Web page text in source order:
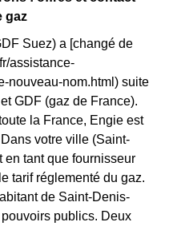
gaz
Suez) a [changé de
assistance-
nouveau-nom.html) suite
GDF (gaz de France).
la France, Engie est
votre ville (Saint-
en tant que fournisseur
tarif réglementé du gaz.
de Saint-Denis-
publics. Deux